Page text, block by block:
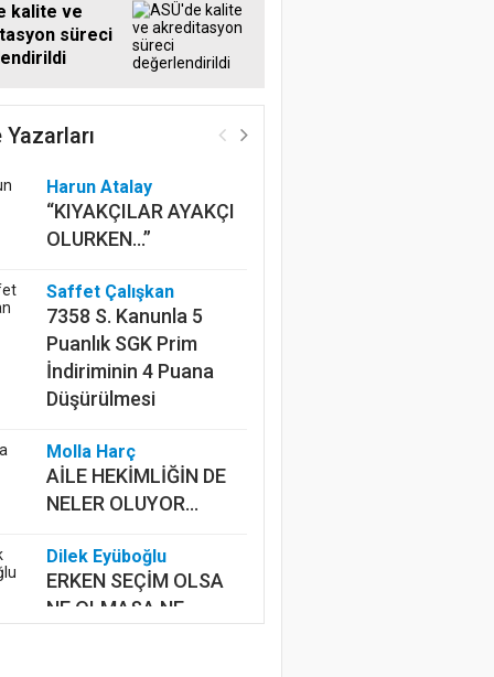
kalite ve
süreci
Yazarları
Harun Atalay
“KIYAKÇILAR AYAKÇI
OLURKEN...”
Saffet Çalışkan
7358 S. Kanunla 5
Puanlık SGK Prim
İndiriminin 4 Puana
Düşürülmesi
Molla Harç
AİLE HEKİMLİĞİN DE
NELER OLUYOR...
Dilek Eyüboğlu
ERKEN SEÇİM OLSA
NE OLMASA NE